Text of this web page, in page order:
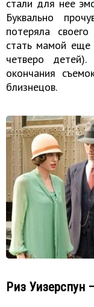
стали для нее
Буквально
потеряла
стать мамой
четверо
окончания
близнецов.
Риз Уизерспун